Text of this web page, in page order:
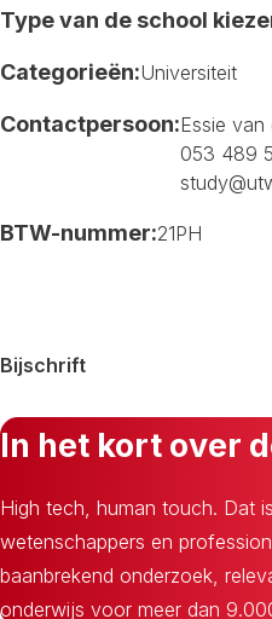
Type van de school
Categorieën:Universiteit
Contactpersoon:Essie
053 489
BTW-nummer:21PH
Bijschrift
In het kort over
High tech, human touch. Dat
wetenschappers en
baanbrekend onderzoek,
onderwijs voor meer dan